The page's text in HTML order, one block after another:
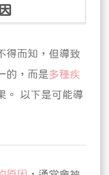
得而知，但導致
的，而是多種疾
。
以下是可能導